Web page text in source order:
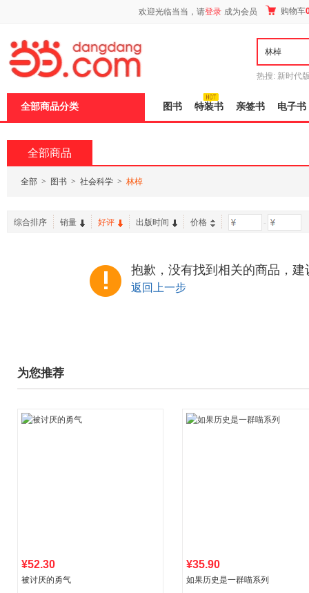
欢迎光临当当，请登录 成为会员 购物车
热搜: 新时代
全部商品分类 图书 特装书 亲签书 电子书
全部商品
全部 > 图书 > 社会科学 > 林棹
综合排序 销量 好评 出版时间 价格 -
抱歉，没有找到相关的商品，
返回上一步
为您推荐
¥52.30
被讨厌的勇气
¥35.90
如果历史是一群喵系列
页
加